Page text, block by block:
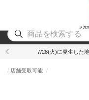
メガ
アウト
7/28(火)に発生した
店舗受取可能